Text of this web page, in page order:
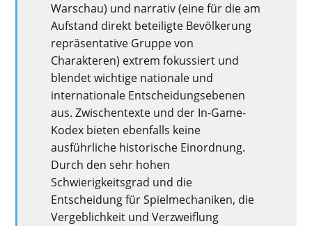
Warschau) und narrativ (eine für die am
Aufstand direkt beteiligte Bevölkerung
repräsentative Gruppe von
Charakteren) extrem fokussiert und
blendet wichtige nationale und
internationale Entscheidungsebenen
aus. Zwischentexte und der In-Game-
Kodex bieten ebenfalls keine
ausführliche historische Einordnung.
Durch den sehr hohen
Schwierigkeitsgrad und die
Entscheidung für Spielmechaniken, die
Vergeblichkeit und Verzweiflung